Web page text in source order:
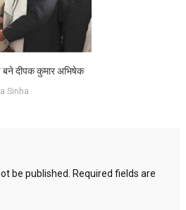
बने दीपक कुमार अभिषेक
Sinha
be published. Required fields are